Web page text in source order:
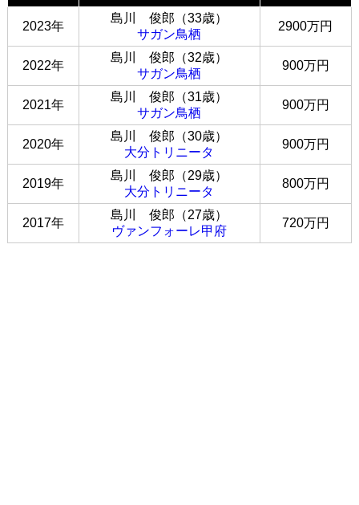
2023年
島川 俊郎（33歳）
サガン鳥栖
2900万円
2022年
島川 俊郎（32歳）
サガン鳥栖
900万円
2021年
島川 俊郎（31歳）
サガン鳥栖
900万円
2020年
島川 俊郎（30歳）
大分トリニータ
900万円
2019年
島川 俊郎（29歳）
大分トリニータ
800万円
2017年
島川 俊郎（27歳）
ヴァンフォーレ甲府
720万円